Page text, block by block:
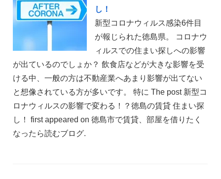
し！
新型コロナウィルス感染6件目
が報じられた徳島県。 コロナウ
ィルスでの住まい探しへの影響
が出ているのでしょか？ 飲食店などが大きな影響を受
ける中、一般の方は不動産業へあまり影響が出てない
と想像されている方が多いです。 特に The post 新型コ
ロナウィルスの影響で変わる！？徳島の賃貸 住まい探
し！ first appeared on 徳島市で賃貸、部屋を借りたく
なったら読むブログ.